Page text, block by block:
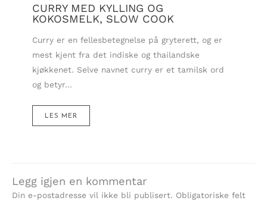
CURRY MED KYLLING OG
KOKOSMELK, SLOW COOK
Curry er en fellesbetegnelse på gryterett, og er
mest kjent fra det indiske og thailandske
kjøkkenet. Selve navnet curry er et tamilsk ord
og betyr…
LES MER
Legg igjen en kommentar
Din e-postadresse vil ikke bli publisert. Obligatoriske felt